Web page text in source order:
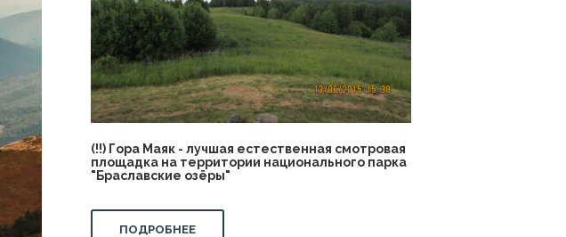
(!!) Гора Маяк - лучшая естественная смотровая
площадка на территории национального парка
"Браславские озёры"
ПОДРОБНЕЕ